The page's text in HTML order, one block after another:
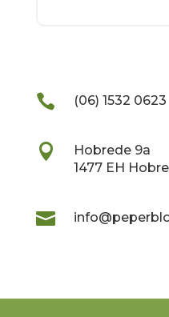
 (06) 1532 0623

Hobrede 9a
1477 EH
